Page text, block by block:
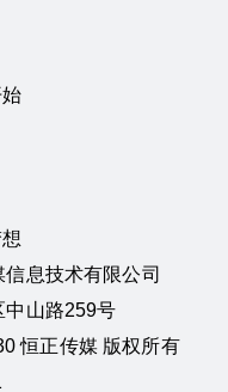
息技术有限公司
中山路259号
恒正传媒 版权所有